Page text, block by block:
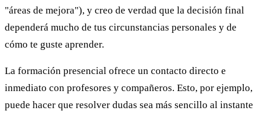
"áreas de mejora"), y creo de verdad que la decisión final
dependerá mucho de tus circunstancias personales y de
cómo te guste aprender.
La formación presencial ofrece un contacto directo e
inmediato con profesores y compañeros. Esto, por ejemplo,
puede hacer que resolver dudas sea más sencillo al instante